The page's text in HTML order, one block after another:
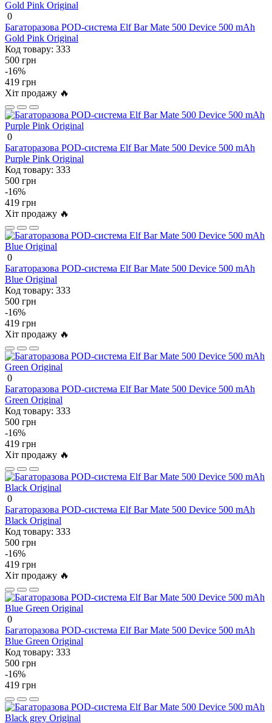
0
Багаторазова POD-система Elf Bar Mate 500 Device 500 mAh
Gold Pink Original
Код товару: 333
500 грн
-16%
419 грн
Хіт продажу 🔥
0
Багаторазова POD-система Elf Bar Mate 500 Device 500 mAh
Purple Pink Original
Код товару: 333
500 грн
-16%
419 грн
Хіт продажу 🔥
0
Багаторазова POD-система Elf Bar Mate 500 Device 500 mAh
Blue Original
Код товару: 333
500 грн
-16%
419 грн
Хіт продажу 🔥
0
Багаторазова POD-система Elf Bar Mate 500 Device 500 mAh
Green Original
Код товару: 333
500 грн
-16%
419 грн
Хіт продажу 🔥
0
Багаторазова POD-система Elf Bar Mate 500 Device 500 mAh
Black Original
Код товару: 333
500 грн
-16%
419 грн
Хіт продажу 🔥
0
Багаторазова POD-система Elf Bar Mate 500 Device 500 mAh
Blue Green Original
Код товару: 333
500 грн
-16%
419 грн